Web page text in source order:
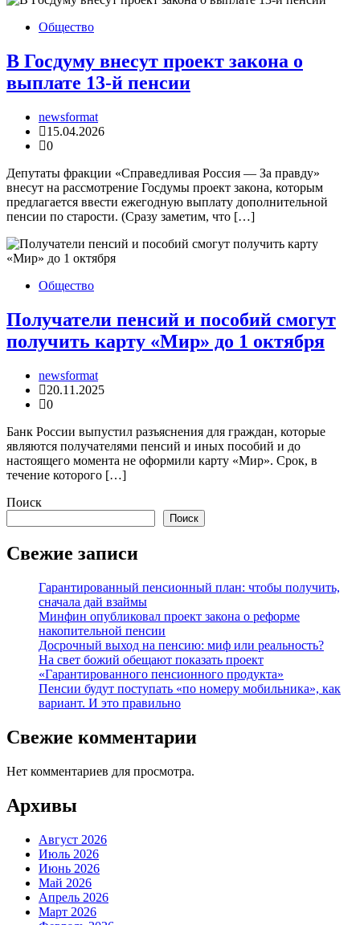
Общество
В Госдуму внесут проект закона о
выплате 13-й пенсии
newsformat
15.04.2026
0
Депутаты фракции «Справедливая Россия — За правду»
внесут на рассмотрение Госдумы проект закона, которым
предлагается ввести ежегодную выплату дополнительной
пенсии по старости. (Сразу заметим, что […]
Общество
Получатели пенсий и пособий смогут
получить карту «Мир» до 1 октября
newsformat
20.11.2025
0
Банк России выпустил разъяснения для граждан, которые
являются получателями пенсий и иных пособий и до
настоящего момента не оформили карту «Мир». Срок, в
течение которого […]
Поиск
Поиск
Свежие записи
Гарантированный пенсионный план: чтобы получить,
сначала дай взаймы
Минфин опубликовал проект закона о реформе
накопительной пенсии
Досрочный выход на пенсию: миф или реальность?
На свет божий обещают показать проект
«Гарантированного пенсионного продукта»
Пенсии будут поступать «по номеру мобильника», как
вариант. И это правильно
Свежие комментарии
Нет комментариев для просмотра.
Архивы
Август 2026
Июль 2026
Июнь 2026
Май 2026
Апрель 2026
Март 2026